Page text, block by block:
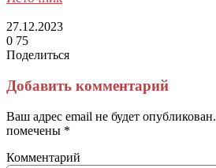
27.12.2023
0 75
Поделиться
через
электронную
почту
Добавить комментарий
Ваш адрес email не будет опубликован.
помечены *
Комментарий